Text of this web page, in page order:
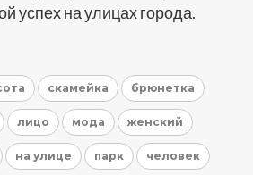
успех на улицах города.
скамейка брюнетка
лицо мода женский
на улице парк человек